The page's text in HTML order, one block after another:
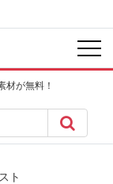
材が無料！
ト